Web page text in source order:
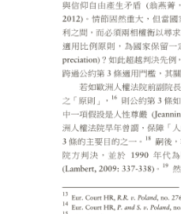
人權研究在臺灣
什麼是仇恨言論，應否及如何管
制：歐洲人權法院相關判決分析
司法互助是公平審判的化外之
地？以歐洲人權法院的兩則標竿